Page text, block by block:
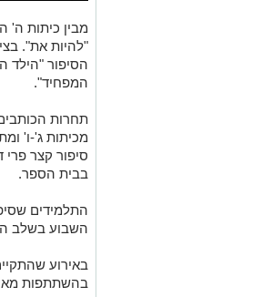
מבין כיתות ה'
"להיות את".
הסיפור "הילד
המפחיד".
תחרות
מכיתות ג'-ו'
סיפור קצר
בבית הספר.
התלמידים
השבוע בשלב
באירוע
בהשתתפות